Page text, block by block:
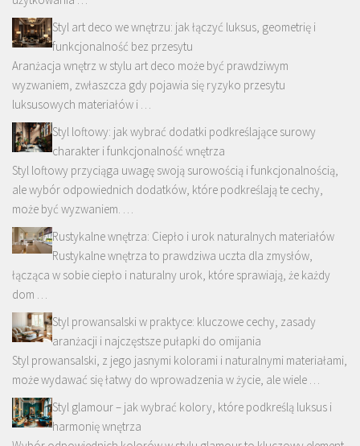
Styl art deco we wnętrzu: jak łączyć luksus, geometrię i
funkcjonalność bez przesytu
Aranżacja wnętrz w stylu art deco może być prawdziwym
wyzwaniem, zwłaszcza gdy pojawia się ryzyko przesytu
luksusowych materiałów i …
Styl loftowy: jak wybrać dodatki podkreślające surowy
charakter i funkcjonalność wnętrza
Styl loftowy przyciąga uwagę swoją surowością i funkcjonalnością,
ale wybór odpowiednich dodatków, które podkreślają te cechy,
może być wyzwaniem. …
Rustykalne wnętrza: Ciepło i urok naturalnych materiałów
Rustykalne wnętrza to prawdziwa uczta dla zmysłów,
łącząca w sobie ciepło i naturalny urok, które sprawiają, że każdy
dom …
Styl prowansalski w praktyce: kluczowe cechy, zasady
aranżacji i najczęstsze pułapki do omijania
Styl prowansalski, z jego jasnymi kolorami i naturalnymi materiałami,
może wydawać się łatwy do wprowadzenia w życie, ale wiele …
Styl glamour – jak wybrać kolory, które podkreślą luksus i
harmonię wnętrza